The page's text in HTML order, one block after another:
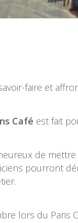
faire et
Café est fait
de
pourront
lors du Paris